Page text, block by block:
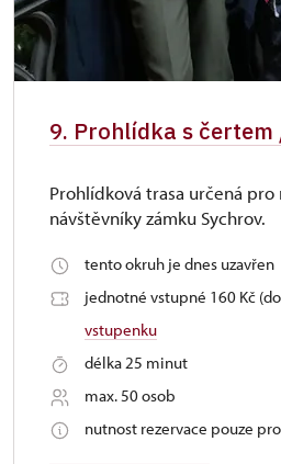
9. Prohlídka s
Prohlídková trasa určená pro
návštěvníky zámku Sychrov.
tento okruh je dnes uzavřen
jednotné vstupné 160 Kč
vstupenku
délka 25 minut
max. 50 osob
nutnost rezervace pouze